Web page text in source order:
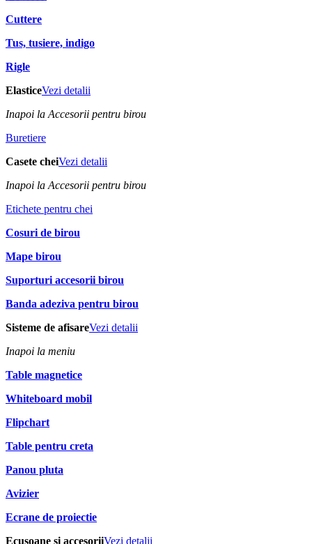
Cuttere
Tus, tusiere, indigo
Rigle
ElasticeVezi detalii
Inapoi la Accesorii pentru birou
Buretiere
Casete cheiVezi detalii
Inapoi la Accesorii pentru birou
Etichete pentru chei
Cosuri de birou
Mape birou
Suporturi accesorii birou
Banda adeziva pentru birou
Sisteme de afisareVezi detalii
Inapoi la meniu
Table magnetice
Whiteboard mobil
Flipchart
Table pentru creta
Panou pluta
Avizier
Ecrane de proiectie
Ecusoane si accesoriiVezi detalii